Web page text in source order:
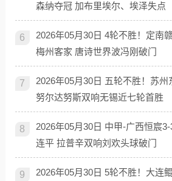
森纳夺冠 加布里埃尔、埃泽失点
6
2026年05月30日 4轮不胜！定南
梅州客家 唐诗世界波冯刚破门
7
2026年05月30日 五轮不胜！苏州
努尔达努斯双响无锡近七轮首胜
8
2026年05月30日 中甲-广西恒宸
连平 拉普辛双响刘欢头球破门
9
2026年05月30日 5轮不胜！大连